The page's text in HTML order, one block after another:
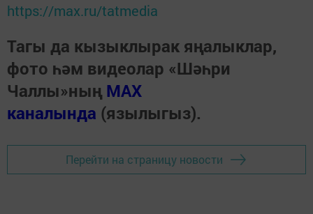
https://max.ru/tatmedia
Тагы да кызыклырак яңалыклар,
фото һәм видеолар «Шәһри
Чаллы»ның MAX
каналында (язылыгыз).
Перейти на страницу новости